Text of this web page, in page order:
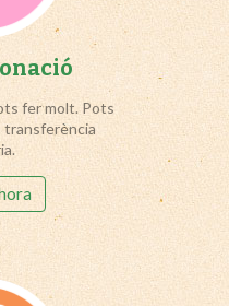
fer molt. Pots
transferència